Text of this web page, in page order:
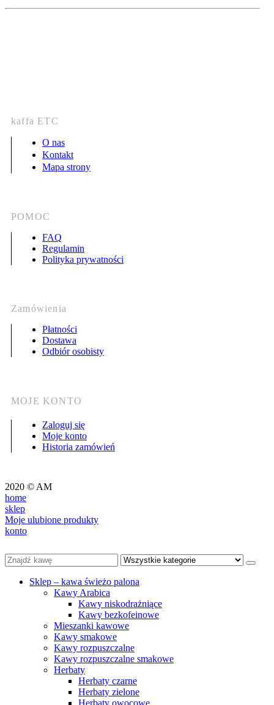
kaffa ETC
O nas
Kontakt
Mapa strony
POMOC
FAQ
Regulamin
Polityka prywatności
Zamówienia
Płatności
Dostawa
Odbiór osobisty
MOJE KONTO
Zaloguj się
Moje konto
Historia zamówień
2020 © AM
home
sklep
Moje ulubione produkty
konto
Sklep – kawa świeżo palona
Kawy Arabica
Kawy niskodrażniące
Kawy bezkofeinowe
Mieszanki kawowe
Kawy smakowe
Kawy rozpuszczalne
Kawy rozpuszczalne smakowe
Herbaty
Herbaty czarne
Herbaty zielone
Herbaty owocowe